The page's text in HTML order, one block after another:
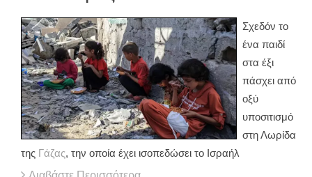
Σχεδόν το
ένα παιδί
στα έξι
πάσχει από
οξύ
υποσιτισμό
στη Λωρίδα
της Γάζας, την οποία έχει ισοπεδώσει το Ισραήλ